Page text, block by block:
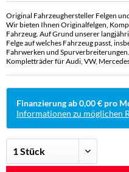
Original Fahrzeughersteller Felgen
Wir bieten Ihnen Originalfelgen,
Fahrzeug. Auf Grund unserer
Felge auf welches Fahrzeug passt,
Fahrwerken und
Kompletträder für Audi, VW,
Finanzierung ab 0,00 € pro
Informationen zu möglichen